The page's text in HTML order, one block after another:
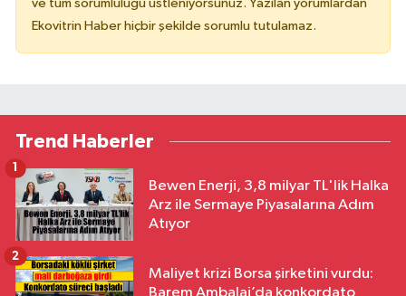
ve tüm sorumluluğu üstleniyorsunuz. Yazılan yorumlardan
Ekovitrin Haber hiçbir şekilde sorumlu tutulamaz.
Trend Haberler
Bewen Enerji, 3,8 milyar TL'lik Halka
Arz ile Sermaye Piyasalarına Adım
Atıyor
1
Maliyet krizi Borsa şirketini vurdu:
2